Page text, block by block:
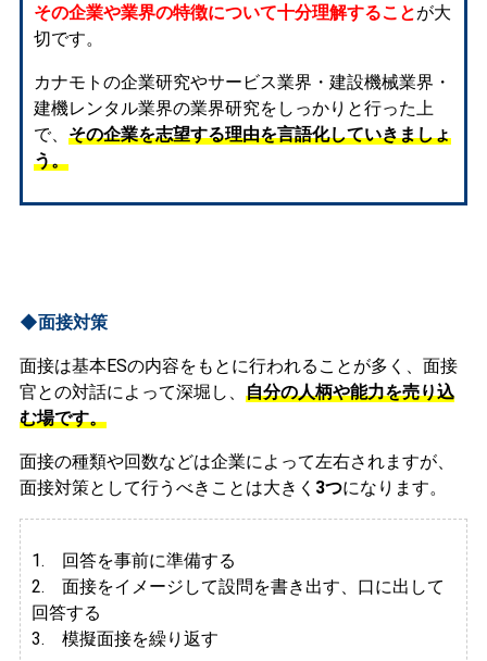
その企業や業界の特徴について十分理解することが大
切です。
カナモトの企業研究やサービス業界・建設機械業界・
建機レンタル業界の業界研究をしっかりと行った上
で、 その企業を志望する理由を言語化していきましょ
う。
◆面接対策
面接は基本ESの内容をもとに行われることが多く、面接
官との対話によって深堀し、 自分の人柄や能力を売り込
む場です。
面接の種類や回数などは企業によって左右されますが、
面接対策として行うべきことは大きく 3つになります。
1. 回答を事前に準備する
2. 面接をイメージして設問を書き出す、口に出して
回答する
3. 模擬面接を繰り返す